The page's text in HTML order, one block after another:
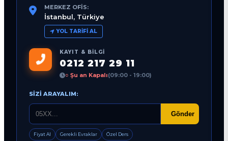
MERKEZ OFIS:
İstanbul, Türkiye
YOL TARIFI AL
KAYIT & BILGI
0212 217 29 11
○ Şu an Kapalı(09:00 - 19:00)
SIZI ARAYALIM:
Gönder
Fiyat Al Gerekli Evraklar Özel Ders